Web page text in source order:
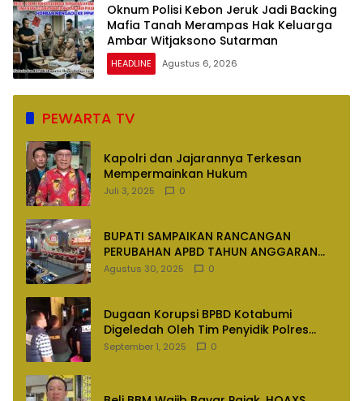
Oknum Polisi Kebon Jeruk Jadi Backing
Mafia Tanah Merampas Hak Keluarga
Ambar Witjaksono Sutarman
HEADLINE Agustus 6, 2026
PEWARTA TV
Kapolri dan Jajarannya Terkesan
Mempermainkan Hukum
Juli 3, 2025 0
BUPATI SAMPAIKAN RANCANGAN
PERUBAHAN APBD TAHUN ANGGARAN
2025
Agustus 30, 2025 0
Dugaan Korupsi BPBD Kotabumi
Digeledah Oleh Tim Penyidik Polres
Lampung Utara
September 1, 2025 0